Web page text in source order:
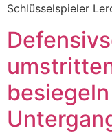
Schlüsselspieler